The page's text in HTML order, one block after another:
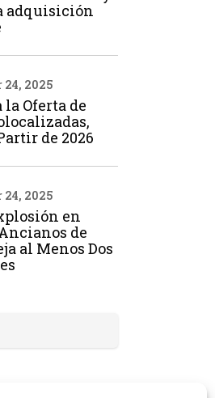
adquisición
24, 2025
la Oferta de
de 2026
24, 2025
en
de
al Menos Dos